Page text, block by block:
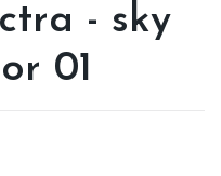
- sky
01